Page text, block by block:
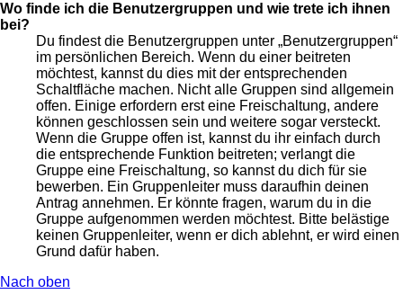
Wo finde ich die Benutzergruppen und wie trete ich ihnen
bei?
Du findest die Benutzergruppen unter „Benutzergruppen“
im persönlichen Bereich. Wenn du einer beitreten
möchtest, kannst du dies mit der entsprechenden
Schaltfläche machen. Nicht alle Gruppen sind allgemein
offen. Einige erfordern erst eine Freischaltung, andere
können geschlossen sein und weitere sogar versteckt.
Wenn die Gruppe offen ist, kannst du ihr einfach durch
die entsprechende Funktion beitreten; verlangt die
Gruppe eine Freischaltung, so kannst du dich für sie
bewerben. Ein Gruppenleiter muss daraufhin deinen
Antrag annehmen. Er könnte fragen, warum du in die
Gruppe aufgenommen werden möchtest. Bitte belästige
keinen Gruppenleiter, wenn er dich ablehnt, er wird einen
Grund dafür haben.
Nach oben